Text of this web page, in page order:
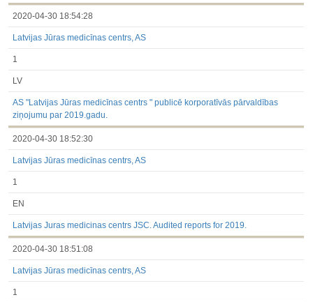
2020-04-30 18:54:28
Latvijas Jūras medicīnas centrs, AS
1
LV
AS "Latvijas Jūras medicīnas centrs " publicē korporatīvās pārvaldības
ziņojumu par 2019.gadu.
2020-04-30 18:52:30
Latvijas Jūras medicīnas centrs, AS
1
EN
Latvijas Juras medicinas centrs JSC. Audited reports for 2019.
2020-04-30 18:51:08
Latvijas Jūras medicīnas centrs, AS
1